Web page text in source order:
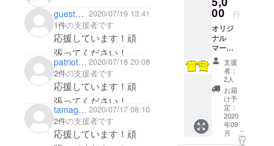
にしています。
頑張ってください！
guest0cf85e6b3cd4 2020/07/19 13:41
1件の支援者です
応援しています！頑
張ってください！
patriot37405 2020/07/18 20:08
2件の支援者です
応援しています！頑
張ってください！
tamago0610 2020/07/17 08:10
2件の支援者です
応援しています！頑
類セッ
トにな
りま
す。
バル
ゲーム
フィー
ルド佐
藤家、
背中に
は佐藤
銃遊戯
の文字
が大き
めに入
りま
す。
（背中
00 円
オリジ
ナル
マー
カーＴ
シャツ
黄色と
赤の二
色セッ
ト 胸に
サバイ
バル
ゲーム
支援
者：
2人
お届
け予
定：
2020
年09
月
こ
の
リ